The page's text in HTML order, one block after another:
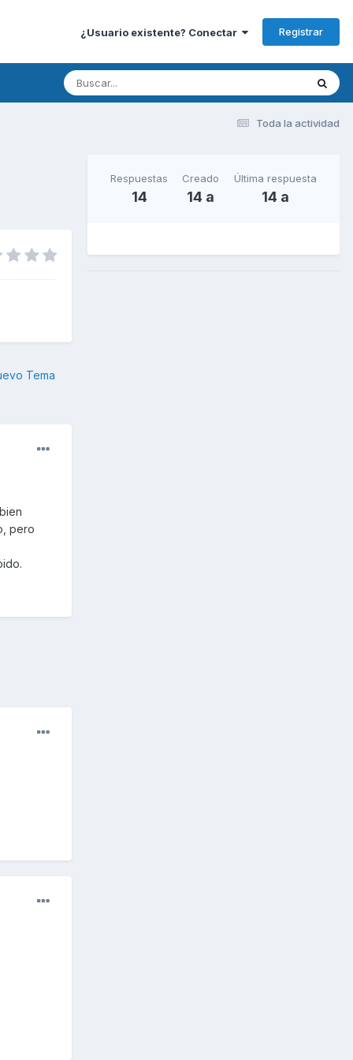
¿Usuario existente? Conectar Registrar
Toda la actividad
Tema
pero
Respuestas
14
Creado
14 a
Última respuesta
14 a